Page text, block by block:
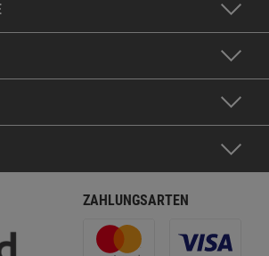
ZAHLUNGSARTEN